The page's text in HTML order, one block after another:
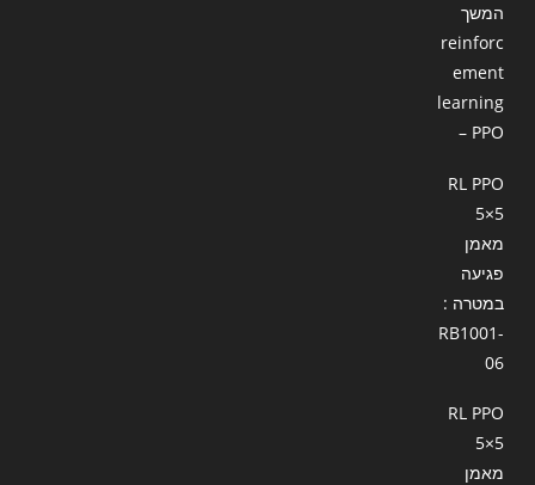
המשך
reinforc
ement
learning
– PPO
RL PPO
5×5
מאמן
פגיעה
במטרה :
RB1001-
06
RL PPO
5×5
מאמן